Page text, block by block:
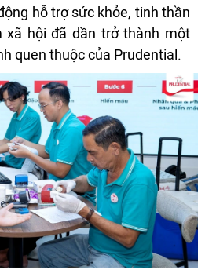
hỗ trợ sức khỏe, tinh thần
xã hội đã dần trở thành một
quen thuộc của Prudential.